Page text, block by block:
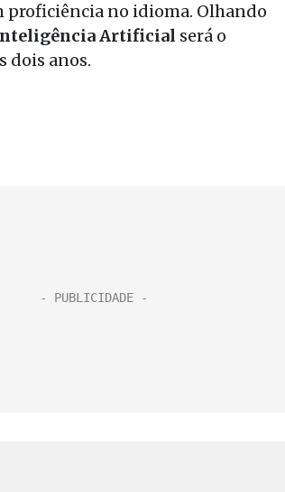
proficiência no idioma. Olhando
Artificial será o
dois anos.